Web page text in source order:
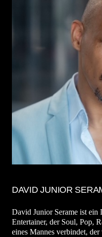
DAVID JUNIOR
David Junior Serame ist
Entertainer, der Soul, Pop,
eines Mannes verbindet,